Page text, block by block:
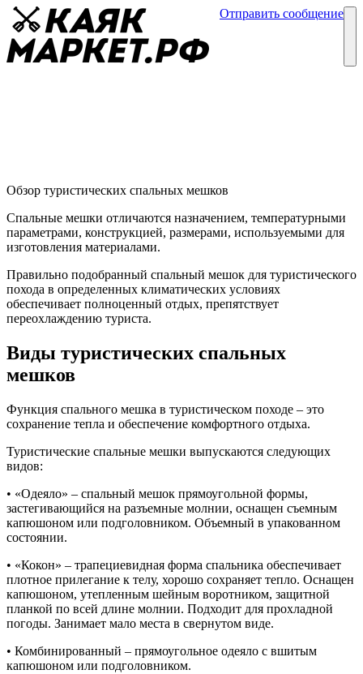
Отправить сообщение
Обзор туристических спальных мешков
Спальные мешки отличаются назначением, температурными
параметрами, конструкцией, размерами, используемыми для
изготовления материалами.
Правильно подобранный спальный мешок для туристического
похода в определенных климатических условиях
обеспечивает полноценный отдых, препятствует
переохлаждению туриста.
Виды туристических спальных
мешков
Функция спального мешка в туристическом походе – это
сохранение тепла и обеспечение комфортного отдыха.
Туристические спальные мешки выпускаются следующих
видов:
• «Одеяло» – спальный мешок прямоугольной формы,
застегивающийся на разъемные молнии, оснащен съемным
капюшоном или подголовником. Объемный в упакованном
состоянии.
• «Кокон» – трапециевидная форма спальника обеспечивает
плотное прилегание к телу, хорошо сохраняет тепло. Оснащен
капюшоном, утепленным шейным воротником, защитной
планкой по всей длине молнии. Подходит для прохладной
погоды. Занимает мало места в свернутом виде.
• Комбинированный – прямоугольное одеяло с вшитым
капюшоном или подголовником.